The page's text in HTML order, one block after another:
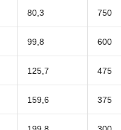
80,3 750
99,8 600
125,7 475
159,6 375